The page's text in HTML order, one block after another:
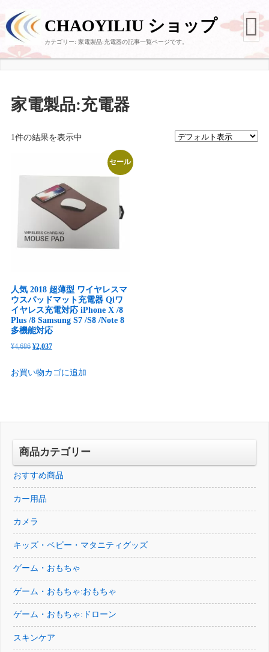
CHAOYILIU ショップ
カテゴリー: 家電製品:充電器の記事一覧ページです。
家電製品:充電器
1件の結果を表示中
セール
人気 2018 超薄型 ワイヤレスマ
ウスパッドマット充電器 Qiワ
イヤレス充電対応 iPhone X /8
Plus /8 Samsung S7 /S8 /Note 8
多機能対応
¥4,686 元
価
し
¥2,037現
の
で
お買い物カゴに追加
商品カテゴリー
おすすめ商品
カー用品
カメラ
キッズ・ベビー・マタニティグッズ
ゲーム・おもちゃ
ゲーム・おもちゃ:おもちゃ
ゲーム・おもちゃ:ドローン
スキンケア